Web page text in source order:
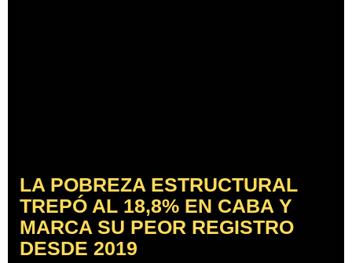
LA POBREZA ESTRUCTURAL
TREPÓ AL 18,8% EN CABA Y
MARCA SU PEOR REGISTRO
DESDE 2019